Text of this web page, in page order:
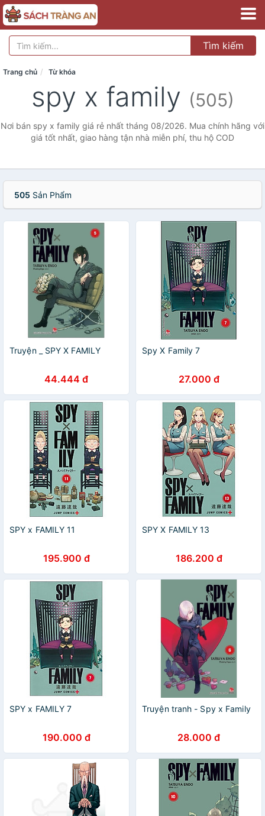
Tìm kiếm
Trang chủ Từ khóa
spy x family (505)
Nơi bán spy x family giá rẻ nhất tháng 08/2026. Mua chính hãng với
giá tốt nhất, giao hàng tận nhà miễn phí, thu hộ COD
505 Sản Phẩm
Truyện _ SPY X FAMILY
44.444 đ
Spy X Family 7
27.000 đ
SPY x FAMILY 11
195.900 đ
SPY X FAMILY 13
186.200 đ
SPY x FAMILY 7
190.000 đ
Truyện tranh - Spy x Family
28.000 đ